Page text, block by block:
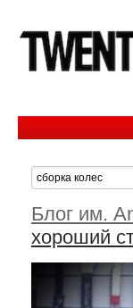
Блог им.
хороший